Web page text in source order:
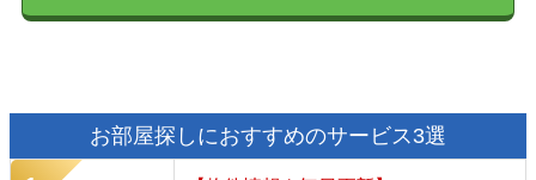
お部屋探しにおすすめのサービス3選